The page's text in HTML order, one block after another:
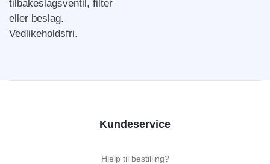
tilbakeslagsventil, filter
eller beslag.
Vedlikeholdsfri.
Kundeservice
Hjelp til bestilling?